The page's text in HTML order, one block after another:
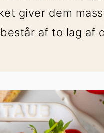
giver dem
består af to lag af